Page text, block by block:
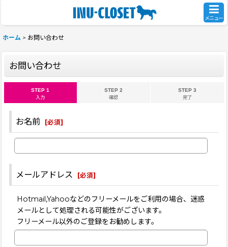
メニュー
ホーム > お問い合わせ
お問い合わせ
STEP 1
入力
STEP 2
確認
STEP 3
完了
お名前 [必須]
メールアドレス [必須]
Hotmail,Yahooなどのフリーメールをご利用の場合、迷惑
メールとして処理される可能性がございます。
フリーメール以外のご登録をお勧めします。